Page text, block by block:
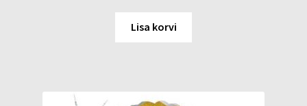
Lisa korvi